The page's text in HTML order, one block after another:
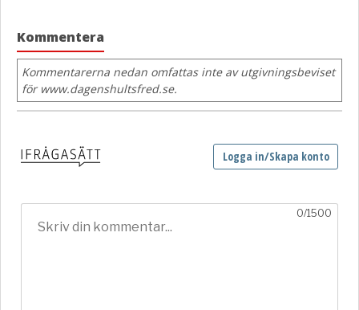
Kommentera
Kommentarerna nedan omfattas inte av utgivningsbeviset
för www.dagenshultsfred.se.